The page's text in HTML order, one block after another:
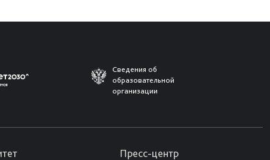
Сведения об
образовательной
организации
Пресс-центр